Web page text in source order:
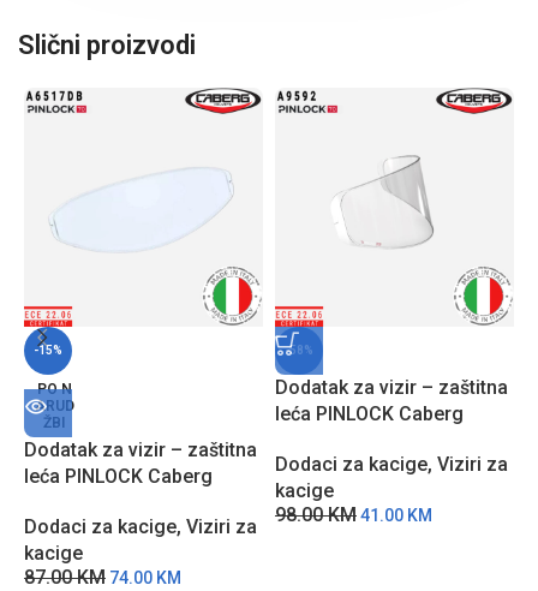
Slični proizvodi
-15%
PO N
ARUD
ŽBI
Dodatak za vizir – zaštitna
leća PINLOCK Caberg
protiv zamagljivanja
Dodaci za kacige, Viziri za
kacige
87.00KM 74.00 KM
-58%
Dodatak za vizir – zaštitna
leća PINLOCK Caberg
zamagljivanja
Dodaci za kacige, Viziri za
kacige
98.00KM41.00 KM